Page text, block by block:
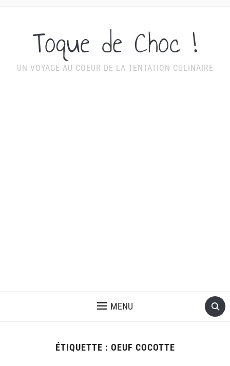
Toque de Choc !
UN VOYAGE AU COEUR DE LA TENTATION CULINAIRE
MENU
ÉTIQUETTE : OEUF COCOTTE